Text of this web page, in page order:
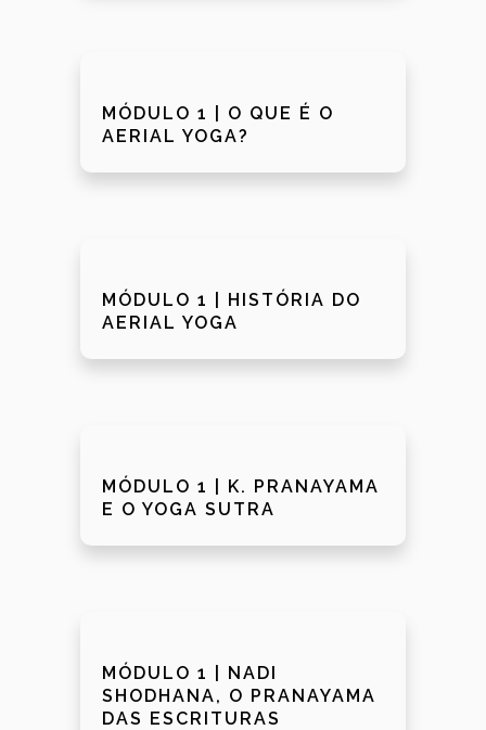
MÓDULO 1 | O QUE É O
AERIAL YOGA?
MÓDULO 1 | HISTÓRIA DO
AERIAL YOGA
MÓDULO 1 | K. PRANAYAMA
E O YOGA SUTRA
MÓDULO 1 | NADI
SHODHANA, O PRANAYAMA
DAS ESCRITURAS